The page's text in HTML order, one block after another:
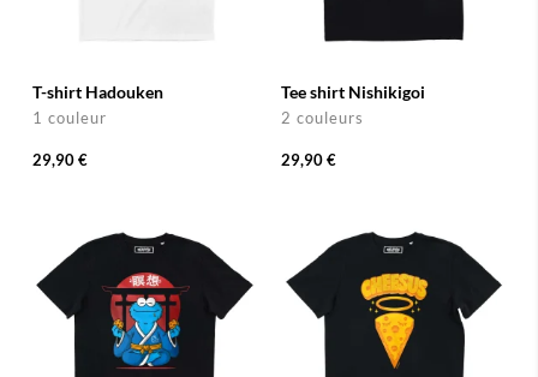
T-shirt Hadouken
1 couleur
29,90 €
Tee shirt Nishikigoi
2 couleurs
29,90 €